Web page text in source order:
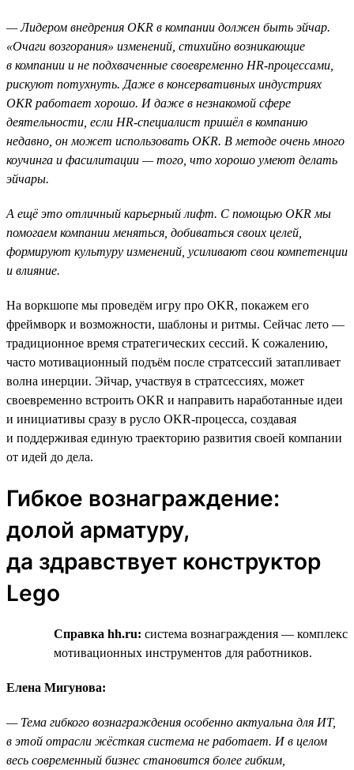
— Лидером внедрения OKR в компании должен быть эйчар.
«Очаги возгорания» изменений, стихийно возникающие
в компании и не подхваченные своевременно HR-процессами,
рискуют потухнуть. Даже в консервативных индустриях
OKR работает хорошо. И даже в незнакомой сфере
деятельности, если HR-специалист пришёл в компанию
недавно, он может использовать ОKR. В методе очень много
коучинга и фасилитации — того, что хорошо умеют делать
эйчары.
А ещё это отличный карьерный лифт. С помощью OKR мы
помогаем компании меняться, добиваться своих целей,
формируют культуру изменений, усиливают свои компетенции
и влияние.
На воркшопе мы проведём игру про OKR, покажем его
фреймворк и возможности, шаблоны и ритмы. Сейчас лето —
традиционное время стратегических сессий. К сожалению,
часто мотивационный подъём после стратсессий затапливает
волна инерции. Эйчар, участвуя в стратсессиях, может
своевременно встроить OKR и направить наработанные идеи
и инициативы сразу в русло OKR-процесса, создавая
и поддерживая единую траекторию развития своей компании
от идей до дела.
Гибкое вознаграждение:
долой арматуру,
да здравствует конструктор
Lego
Справка hh.ru: система вознаграждения — комплекс
мотивационных инструментов для работников.
Елена Мигунова:
— Тема гибкого вознаграждения особенно актуальна для ИТ,
в этой отрасли жёсткая система не работает. И в целом
весь современный бизнес становится более гибким,